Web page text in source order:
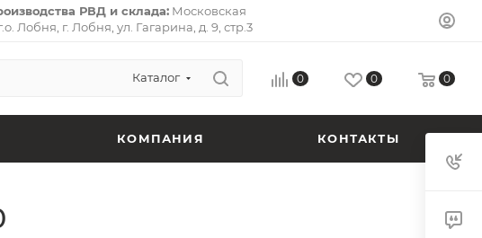
РВД и склада: Московская
Лобня, г. Лобня, ул. Гагарина, д. 9, стр.3
Каталог 0 0 0
КОМПАНИЯ КОНТАКТЫ